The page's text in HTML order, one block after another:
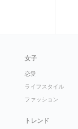
女子
恋愛
ライフスタイル
ファッション
トレンド